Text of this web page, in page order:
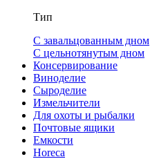
Тип
С завальцованным дном
С цельнотянутым дном
Консервирование
Виноделие
Сыроделие
Измельчители
Для охоты и рыбалки
Почтовые ящики
Емкости
Horeca